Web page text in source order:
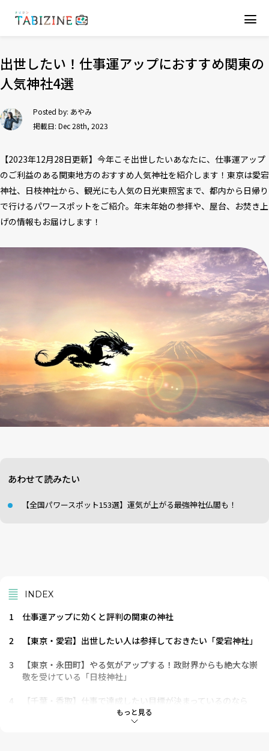
出世したい！仕事運アップにおすすめ関東の
人気神社4選
Posted by: あやみ
掲載日: Dec 28th, 2023
【2023年12月28日更新】今年こそ出世したいあなたに、仕事運アップ
のご利益のある関東地方のおすすめ人気神社を紹介します！東京は愛宕
神社、日枝神社から、観光にも人気の日光東照宮まで、都内から日帰り
で行けるパワースポットをご紹介。年末年始の参拝や、屋台、お焚き上
げの情報もお届けします！
あわせて読みたい
【全国パワースポット153選】運気が上がる最強神社仏閣も！
もっと見る
INDEX
1
仕事運アップに効くと評判の関東の神社
2
【東京・愛宕】出世したい人は参拝しておきたい「愛宕神社」
3
【東京・永田町】やる気がアップする！政財界からも絶大な崇
敬を受けている「日枝神社」
4
【千葉・香取】仕事で達成したい目標が決まっているのなら